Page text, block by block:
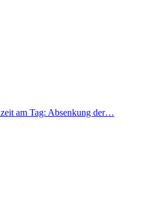
am Tag: Absenkung der…